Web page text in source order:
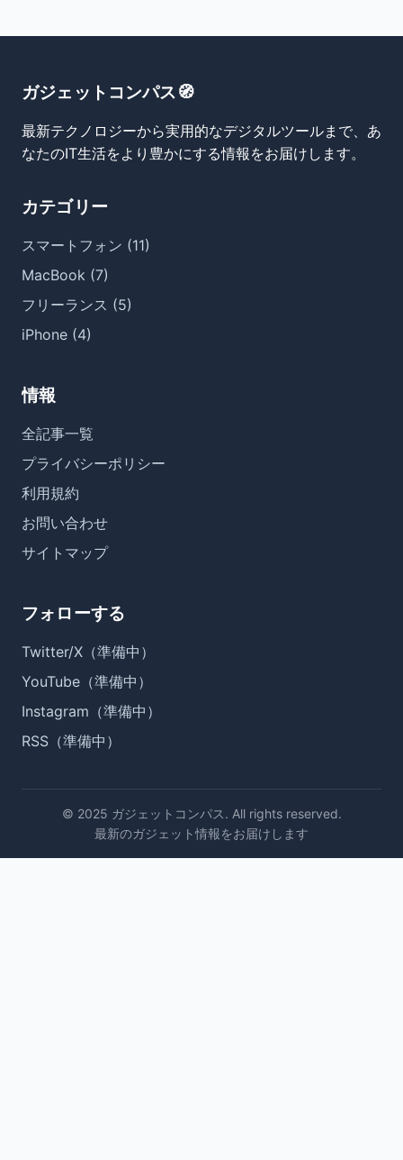
ガジェットコンパス🧭
最新テクノロジーから実用的なデジタルツールまで、あ
なたのIT生活をより豊かにする情報をお届けします。
カテゴリー
スマートフォン (11)
MacBook (7)
フリーランス (5)
iPhone (4)
情報
全記事一覧
プライバシーポリシー
利用規約
お問い合わせ
サイトマップ
フォローする
Twitter/X（準備中）
YouTube（準備中）
Instagram（準備中）
RSS（準備中）
© 2025 ガジェットコンパス. All rights reserved.
最新のガジェット情報をお届けします